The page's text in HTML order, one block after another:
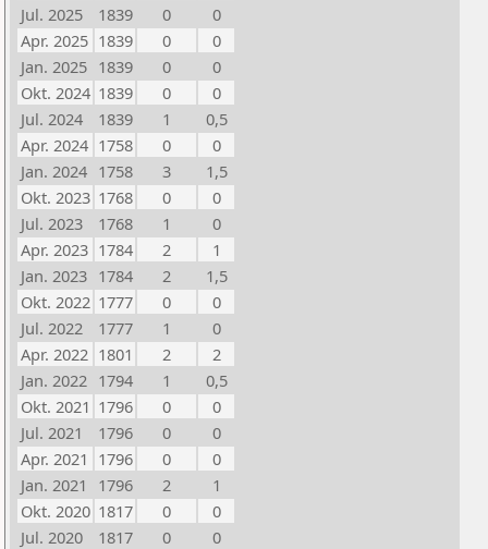
Jul. 2025
1839 0
0
Apr. 2025 1839 0
0
Jan. 2025 1839 0
0
Okt. 2024 1839 0
0
Jul. 2024
1839 1
0,5
Apr. 2024 1758 0
0
Jan. 2024 1758 3
1,5
Okt. 2023 1768 0
0
Jul. 2023
1768 1
0
Apr. 2023 1784 2
1
Jan. 2023 1784 2
1,5
Okt. 2022 1777 0
0
Jul. 2022
1777 1
0
Apr. 2022 1801 2
2
Jan. 2022 1794 1
0,5
Okt. 2021 1796 0
0
Jul. 2021
1796 0
0
Apr. 2021 1796 0
0
Jan. 2021
1796 2
1
Okt. 2020 1817 0
0
Jul. 2020
1817 0
0